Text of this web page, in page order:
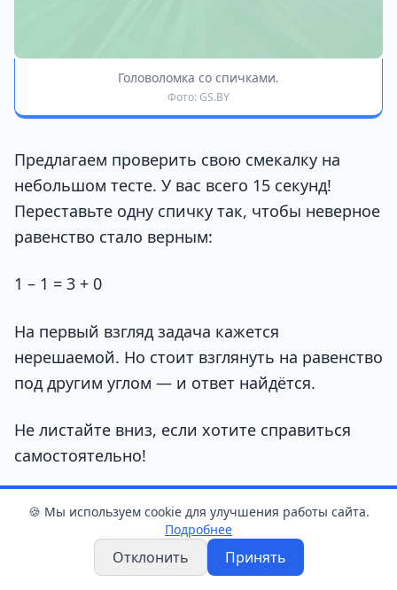
Головоломка со спичками.
Фото: GS.BY
Предлагаем проверить свою смекалку на
небольшом тесте. У вас всего 15 секунд!
Переставьте одну спичку так, чтобы неверное
равенство стало верным:
1 – 1 = 3 + 0
На первый взгляд задача кажется
нерешаемой. Но стоит взглянуть на равенство
под другим углом — и ответ найдётся.
Не листайте вниз, если хотите справиться
самостоятельно!
🍪 Мы используем cookie для улучшения работы сайта.
Подробнее
Отклонить Принять